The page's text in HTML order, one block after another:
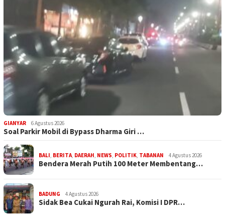
GIANYAR 6 Agustus 2026
Soal Parkir Mobil di Bypass Dharma Giri …
BALI, BERITA, DAERAH, NEWS, POLITIK, TABANAN 4 Agustus 2026
Bendera Merah Putih 100 Meter Membentang…
BADUNG 4 Agustus 2026
Sidak Bea Cukai Ngurah Rai, Komisi I DPR…